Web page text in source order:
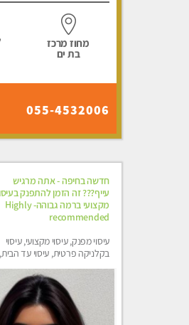
מחוז מרכז
בת ים
055-4532006
חדשה בחיפה - אתה מרגיש
עייף??? זה הזמן להתפנק
מקצועי ברמה גבוהה- Highly
recommended
עיסוי מפנק, עיסוי מקצועי, עיסוי
בקלניקה פרטית, עיסוי עד הבית,